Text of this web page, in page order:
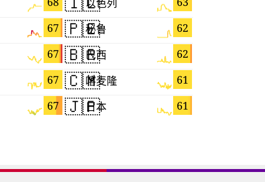
67
67
67
67
以色列
🇵🇪 62
秘鲁
🇧🇷 62
巴西
🇨🇲 61
喀麦隆
🇯🇵 61
日本